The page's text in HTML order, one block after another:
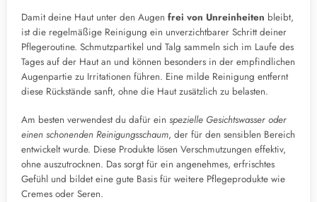
Damit deine Haut unter den Augen frei von Unreinheiten bleibt,
ist die regelmäßige Reinigung ein unverzichtbarer Schritt deiner
Pflegeroutine. Schmutzpartikel und Talg sammeln sich im Laufe des
Tages auf der Haut an und können besonders in der empfindlichen
Augenpartie zu Irritationen führen. Eine milde Reinigung entfernt
diese Rückstände sanft, ohne die Haut zusätzlich zu belasten.
Am besten verwendest du dafür ein spezielle Gesichtswasser oder
einen schonenden Reinigungsschaum, der für den sensiblen Bereich
entwickelt wurde. Diese Produkte lösen Verschmutzungen effektiv,
ohne auszutrocknen. Das sorgt für ein angenehmes, erfrischtes
Gefühl und bildet eine gute Basis für weitere Pflegeprodukte wie
Cremes oder Seren.